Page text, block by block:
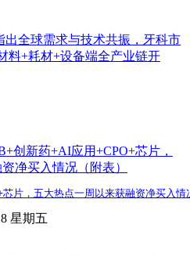
出全球需求与技术共振，牙科市
料+耗材+设备端全产业链开
创新药+AI应用+CPO+芯片，
净买入情况（附表）
片，五大热点一周以来获融资净买入情
星期五